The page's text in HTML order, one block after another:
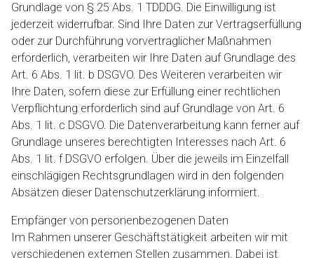
Grundlage von § 25 Abs. 1 TDDDG. Die Einwilligung ist
jederzeit widerrufbar. Sind Ihre Daten zur Vertragserfüllung
oder zur Durchführung vorvertraglicher Maßnahmen
erforderlich, verarbeiten wir Ihre Daten auf Grundlage des
Art. 6 Abs. 1 lit. b DSGVO. Des Weiteren verarbeiten wir
Ihre Daten, sofern diese zur Erfüllung einer rechtlichen
Verpflichtung erforderlich sind auf Grundlage von Art. 6
Abs. 1 lit. c DSGVO. Die Datenverarbeitung kann ferner auf
Grundlage unseres berechtigten Interesses nach Art. 6
Abs. 1 lit. f DSGVO erfolgen. Über die jeweils im Einzelfall
einschlägigen Rechtsgrundlagen wird in den folgenden
Absätzen dieser Datenschutzerklärung informiert.
Empfänger von personenbezogenen Daten
Im Rahmen unserer Geschäftstätigkeit arbeiten wir mit
verschiedenen externen Stellen zusammen. Dabei ist